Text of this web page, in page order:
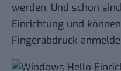
werden. Und schon
Einrichtung und
Fingerabdruck